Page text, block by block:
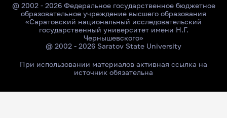
@ 2002 - 2026 Федеральное государственное бюджетное
образовательное учреждение высшего образования
«Саратовский национальный исследовательский
государственный университет имени Н.Г.
Чернышевского»
@ 2002 - 2026 Saratov State University
При использовании материалов активная ссылка на
источник обязательна